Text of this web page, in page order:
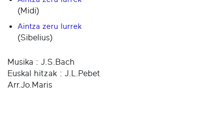
(Midi)
Aintza zeru lurrek
(Sibelius)
Musika : J.S.Bach
Euskal hitzak : J.L.Pebet
Arr.Jo.Maris